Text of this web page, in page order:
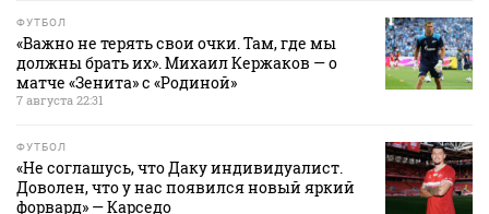
ФУТБОЛ
«Важно не терять свои очки. Там, где мы
должны брать их». Михаил Кержаков — о
матче «Зенита» с «Родиной»
7 августа 22:31
ФУТБОЛ
«Не соглашусь, что Даку индивидуалист.
Доволен, что у нас появился новый яркий
форвард» — Карседо